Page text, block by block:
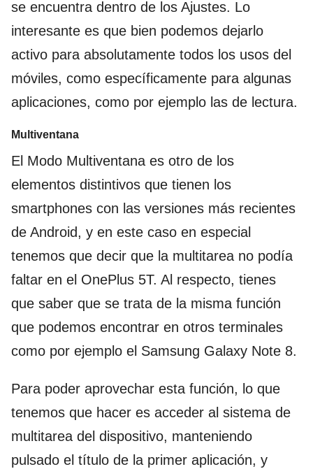
se encuentra dentro de los Ajustes. Lo
interesante es que bien podemos dejarlo
activo para absolutamente todos los usos del
móviles, como específicamente para algunas
aplicaciones, como por ejemplo las de lectura.
Multiventana
El Modo Multiventana es otro de los
elementos distintivos que tienen los
smartphones con las versiones más recientes
de Android, y en este caso en especial
tenemos que decir que la multitarea no podía
faltar en el OnePlus 5T. Al respecto, tienes
que saber que se trata de la misma función
que podemos encontrar en otros terminales
como por ejemplo el Samsung Galaxy Note 8.
Para poder aprovechar esta función, lo que
tenemos que hacer es acceder al sistema de
multitarea del dispositivo, manteniendo
pulsado el título de la primer aplicación, y